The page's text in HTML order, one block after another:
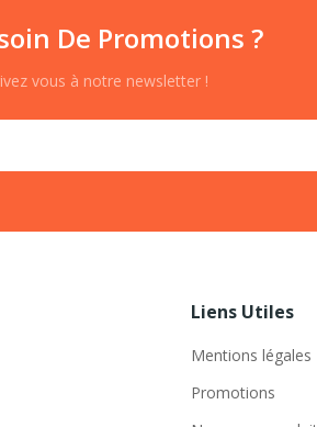
De Promotions ?
vous à notre newsletter !
Liens Utiles
Mentions légales
Promotions